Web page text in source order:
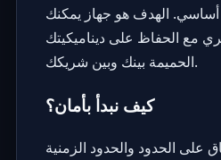
الهدف هو جهاز يمكنك
مع الحفاظ على ديناميكيتك
الحميمة بينك وبين شريكك.
كيف نبدأ بأمان؟
على الحدود والحدود الزمنية